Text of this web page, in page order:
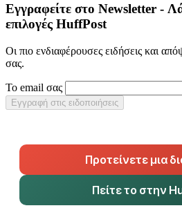
Εγγραφείτε στο Newsletter -
επιλογές HuffPost
Οι πιο ενδιαφέρουσες ειδήσεις και
σας.
Το email σας
Εγγραφή στις ειδοποιήσεις
Προτείνετε μια
Πείτε το στην